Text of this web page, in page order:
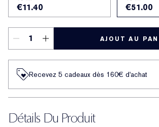
€11.40 €51.00
AJOUT AU
Recevez 5 cadeaux dès 160€ d'achat
Détails Du Produit